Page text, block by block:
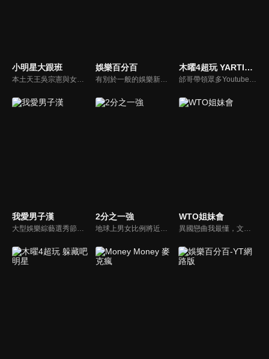
小明星大跟班
本土天王吳宗憲與女兒吳姍儒（Sandy）搭檔主持，每集邀請來賓暢談演藝圈大小事，父女檔聯手笑果十足，老梗搭上新世代，最新組合強勢登場！
娛樂百分百
有別於一般的娛樂新聞播報，透過遊戲、粉絲互動認識大明星們的真性情，歌唱單元讓你享受歌手們天籟般的歌聲，各式專題報導是為最佳懶人包，掌握最新娛樂動態，求新求變的節目單元刺激你的感官、滿足你的視覺，帶給你滿滿的歡笑，洗去整日的疲憊！
木曜4超玩 YARTIST全明星運動大會
邰哥帶領眾多Youtuber舉辦運動會，全部人都動起來！木曜4超玩傾盡全力全新大型力作，集結YARTIST一同揮灑汗水爭取榮譽！
我愛男子漢
大型娛樂綜藝選秀節目《我愛男子漢》強勢登場！打造全新華語男子團體！各個參賽者無不卯足全力，使出看家本領只為登上夢想殿堂！為了擄獲評審芳心，哪些參賽者會使出意想不到的絕招呢？獨家精彩內容搶先看，想知道有什麼大來賓大駕光臨？想知道有那些爆笑互動內容？
2分之一強
地球上男女比例將近一比一，也就是有二分之一的女人。我們認為新世代的女人不論在能力、經濟、教育、工作上都不輸男人，這些獨立自主的女人早已撐起半邊天，她們有自己的價值觀和感情觀，我們稱她們是『二分之一強』。
WTO姐妹會
異國戀曲我最懂，文化衝擊大不同！到底新住民怎麼看台灣？讓我們與主持人和來自世界各地的外國朋友，一起聊聊不同國家文化差異、衝擊、風俗、語言學習經驗、婚姻生活等。